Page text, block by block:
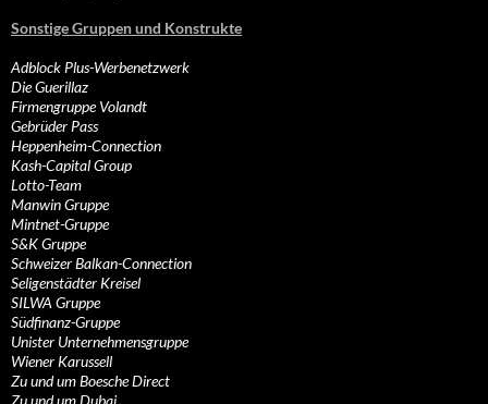
Sonstige Gruppen und Konstrukte
Adblock Plus-Werbenetzwerk
Die Guerillaz
Firmengruppe Volandt
Gebrüder Pass
Heppenheim-Connection
Kash-Capital Group
Lotto-Team
Manwin Gruppe
Mintnet-Gruppe
S&K Gruppe
Schweizer Balkan-Connection
Seligenstädter Kreisel
SILWA Gruppe
Südfinanz-Gruppe
Unister Unternehmensgruppe
Wiener Karussell
Zu und um Boesche Direct